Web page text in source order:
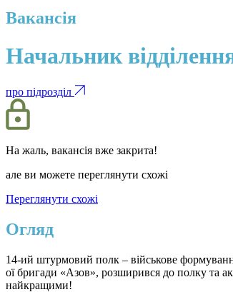
Вакансія
Начальник
про підрозділ
На жаль, вакансія вже закрита!
але ви можете переглянути схожі
Переглянути схожі
Огляд
14-ий штурмовий полк – військове
ої бригади «Азов», розширився до полку та
найкращими!